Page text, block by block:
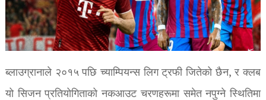
ब्लाउग्रानाले २०१५ पछि च्याम्पियन्स लिग ट्रफी जितेको छैन, र क्लब
यो सिजन प्रतियोगिताको नकआउट चरणहरूमा समेत नपुग्ने स्थितिमा